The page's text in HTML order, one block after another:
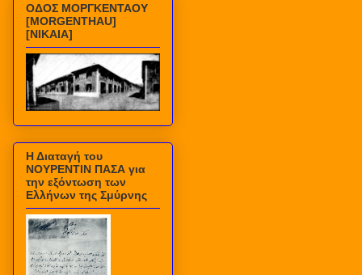
ΟΔΟΣ ΜΟΡΓΚΕΝΤΑΟΥ
[MORGENTHAU]
[ΝΙΚΑΙΑ]
Η Διαταγή του
ΝΟΥΡΕΝΤΙΝ ΠΑΣΑ για
την εξόντωση των
Ελλήνων της Σμύρνης